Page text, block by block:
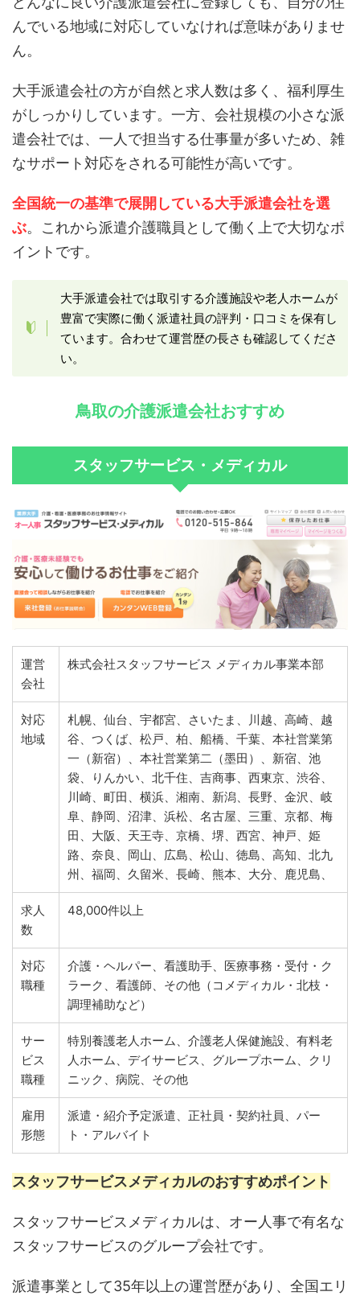
んでいる地域に対応していなければ意味がありませ
ん。
大手派遣会社の方が自然と求人数は多く、福利厚生
がしっかりしています。一方、会社規模の小さな派
遣会社では、一人で担当する仕事量が多いため、雑
なサポート対応をされる可能性が高いです。
全国統一の基準で展開している大手派遣会社を選
ぶ。これから派遣介護職員として働く上で大切なポ
イントです。
大手派遣会社では取引する介護施設や老人ホームが
豊富で実際に働く派遣社員の評判・口コミを保有し
ています。合わせて運営歴の長さも確認してくださ
い。
鳥取の介護派遣会社おすすめ
スタッフサービス・メディカル
運営
会社
株式会社スタッフサービス メディカル事業本部
対応
地域
札幌、仙台、宇都宮、さいたま、川越、高崎、越
谷、つくば、松戸、柏、船橋、千葉、本社営業第
一（新宿）、本社営業第二（墨田）、新宿、池
袋、りんかい、北千住、吉商事、西東京、渋谷、
川崎、町田、横浜、湘南、新潟、長野、金沢、岐
阜、静岡、沼津、浜松、名古屋、三重、京都、梅
田、大阪、天王寺、京橋、堺、西宮、神戸、姫
路、奈良、岡山、広島、松山、徳島、高知、北九
州、福岡、久留米、長崎、熊本、大分、鹿児島、
求人
数
48,000件以上
対応
職種
介護・ヘルパー、看護助手、医療事務・受付・ク
ラーク、看護師、その他（コメディカル・北枝・
調理補助など）
サー
ビス
職種
特別養護老人ホーム、介護老人保健施設、有料老
人ホーム、デイサービス、グループホーム、クリ
ニック、病院、その他
雇用
形態
派遣・紹介予定派遣、正社員・契約社員、パー
ト・アルバイト
スタッフサービスメディカルのおすすめポイント
スタッフサービスメディカルは、オー人事で有名な
スタッフサービスのグループ会社です。
派遣事業として35年以上の運営歴があり、全国エリ